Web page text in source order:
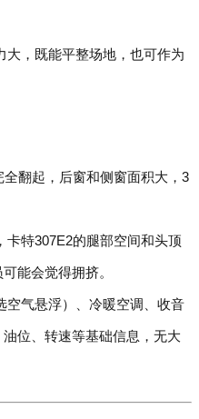
大，既能平整场地，也可作为
翻起，后窗和侧窗面积大，3
卡特307E2的腿部空间和头顶
能会觉得拥挤。
空气悬浮）、冷暖空调、收音
位、转速等基础信息，无大